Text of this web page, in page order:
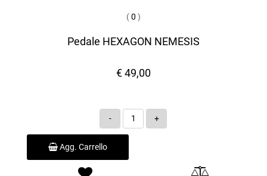
(0 )
Pedale HEXAGON NEMESIS
€ 49,00
Quantità
Agg. Carrello